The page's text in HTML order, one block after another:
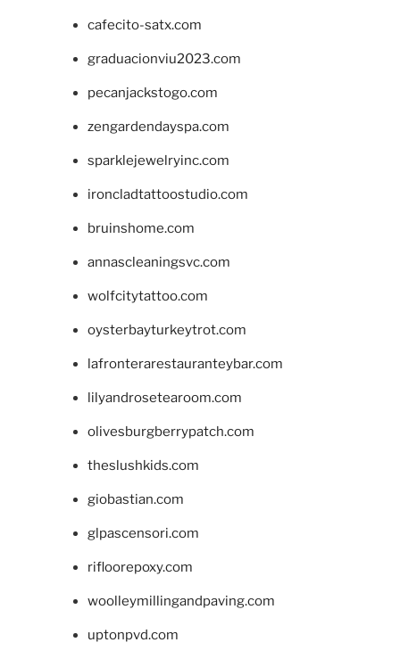
cafecito-satx.com
graduacionviu2023.com
pecanjackstogo.com
zengardendayspa.com
sparklejewelryinc.com
ironcladtattoostudio.com
bruinshome.com
annascleaningsvc.com
wolfcitytattoo.com
oysterbayturkeytrot.com
lafronterarestauranteybar.com
lilyandrosetearoom.com
olivesburgberrypatch.com
theslushkids.com
giobastian.com
glpascensori.com
rifloorepoxy.com
woolleymillingandpaving.com
uptonpvd.com